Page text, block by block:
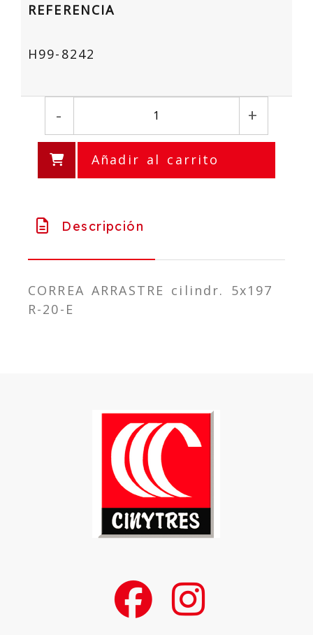
REFERENCIA
H99-8242
- +
Añadir al carrito
Descripción
CORREA ARRASTRE cilindr. 5x197
R-20-E